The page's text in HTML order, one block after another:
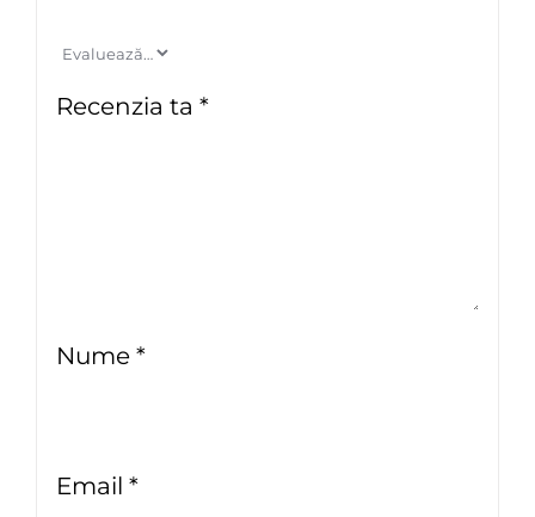
Recenzia ta *
Nume *
Email *